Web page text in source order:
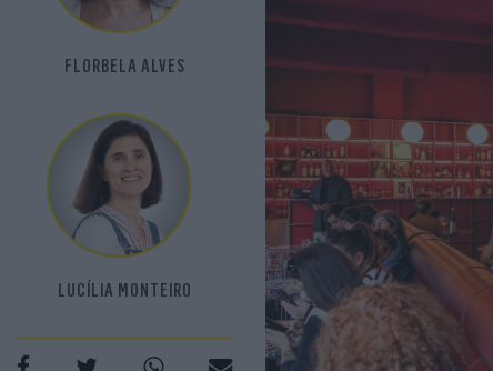
FLORBELA ALVES
LUCÍLIA MONTEIRO